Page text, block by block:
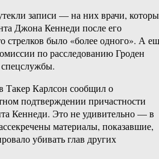
записи — на них врачи,
Джона Кеннеди после его
стрелков было «более одного». А
по расследованию Гроден
Такер Карлсон сообщил о
подтверждении причастности
Кеннеди. Это не удивительно — в
материалы, показавшие,
убивать глав других